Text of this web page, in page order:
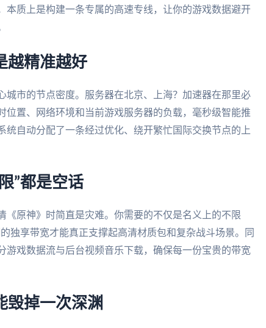
本质上是构建一条专属的高速专线，让你的游戏数据避开
越精准越好
城市的节点密度。服务器在北京、上海？加速器在那里必
位置、网络环境和当前游戏服务器的负载，毫秒级智能推
自动分配了一条经过优化、绕开繁忙国际交换节点的上
”都是空话
原神》时简直是灾难。你需要的不仅是名义上的不限
独享带宽才能真正支撑起高清材质包和复杂战斗场景。同
游戏数据流与后台视频音乐下载，确保每一份宝贵的带宽
毁掉一次深渊